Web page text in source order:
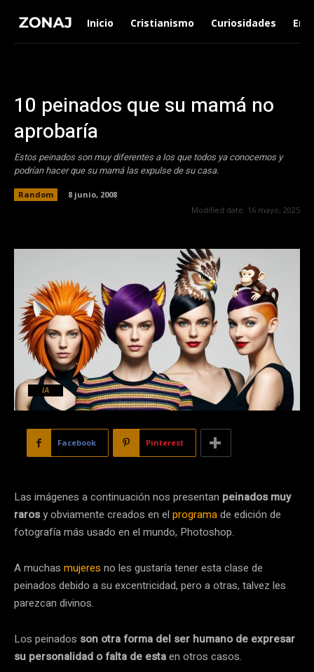
Inicio Cristianismo Curiosidades
10 peinados que su mamá no
aprobaría
Estos peinados son muy diferentes a los que todos ya conocemos y
podrían hacer que su mamá las expulse de su casa.
Random
8 junio, 2008
Modified date: 16 mayo, 2025
IA
Facebook Pinterest
Las imágenes a continuación nos presentan peinados muy
rarosy obviamente creados en el programade edición de
fotografía más usado en el mundo, Photoshop.
A muchas mujeres no les gustaría tener esta clase de
peinados debido a su excentricidad, pero a otras, talvez les
parezcan divinos.
Los peinados son otra forma del ser humano de expresar
su personalidad o falta de estaen otros casos.